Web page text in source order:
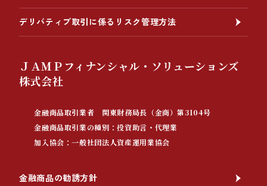
デリバティブ取引に係るリスク管理方法
ＪＡＭＰフィナンシャル・ソリューションズ
株式会社
金融商品取引業者 関東財務局長（金商）第3104号
金融商品取引業の種別：投資助言・代理業
加入協会：一般社団法人資産運用業協会
金融商品の勧誘方針